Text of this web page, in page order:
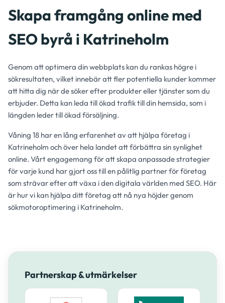
Skapa framgång online med
SEO byrå i Katrineholm
Genom att optimera din webbplats kan du rankas högre i
sökresultaten, vilket innebär att fler potentiella kunder kommer
att hitta dig när de söker efter produkter eller tjänster som du
erbjuder. Detta kan leda till ökad trafik till din hemsida, som i
längden leder till ökad försäljning.
Våning 18 har en lång erfarenhet av att hjälpa företag i
Katrineholm och över hela landet att förbättra sin synlighet
online. Vårt engagemang för att skapa anpassade strategier
för varje kund har gjort oss till en pålitlig partner för företag
som strävar efter att växa i den digitala världen med SEO. Här
är hur vi kan hjälpa ditt företag att nå nya höjder genom
sökmotoroptimering i Katrineholm.
Partnerskap & utmärkelser